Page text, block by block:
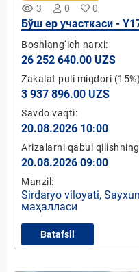
remove_red_eye 3 0 0
Бўш ер участкаси -
Boshlang‘ich narxi:
26 252 640.00 UZS
Zakalat puli miqdori (15%)
3 937 896.00 UZS
Savdo vaqti:
20.08.2026 10:00
Arizalarni qabul
20.08.2026 09:00
Manzil:
Sirdaryo viloyati,
маҳалласи
Batafsil